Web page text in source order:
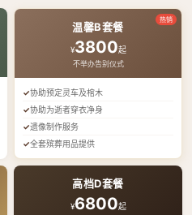
热销
温馨B套餐
¥3800起
不举办告别仪式
协助预定灵车及棺木
协助为逝者穿衣净身
遗像制作服务
全套殡葬用品提供
高档D套餐
¥6800起